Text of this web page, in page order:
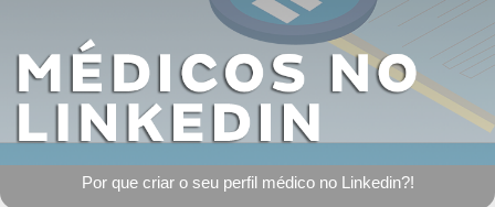
Por que criar o seu perfil médico no Linkedin?!